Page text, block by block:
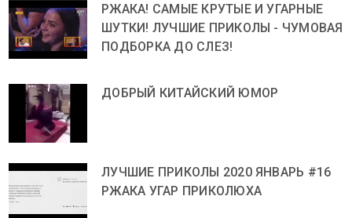
РЖАКА! САМЫЕ КРУТЫЕ И УГАРНЫЕ
ШУТКИ! ЛУЧШИЕ ПРИКОЛЫ - ЧУМОВАЯ
ПОДБОРКА ДО СЛЕЗ!
ДОБРЫЙ КИТАЙСКИЙ ЮМОР
ЛУЧШИЕ ПРИКОЛЫ 2020 ЯНВАРЬ #16
РЖАКА УГАР ПРИКОЛЮХА